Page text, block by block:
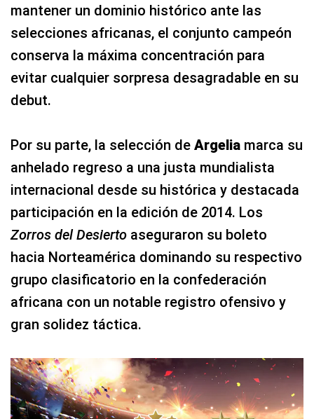
mantener un dominio histórico ante las
selecciones africanas, el conjunto campeón
conserva la máxima concentración para
evitar cualquier sorpresa desagradable en su
debut.
Por su parte, la selección de Argelia marca su
anhelado regreso a una justa mundialista
internacional desde su histórica y destacada
participación en la edición de 2014. Los
Zorros del Desierto aseguraron su boleto
hacia Norteamérica dominando su respectivo
grupo clasificatorio en la confederación
africana con un notable registro ofensivo y
gran solidez táctica.